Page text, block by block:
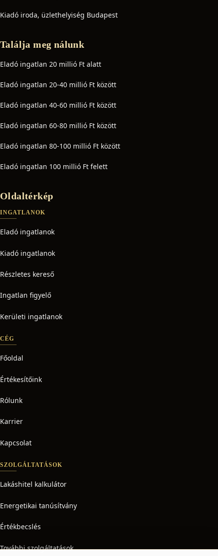
Kiadó iroda, üzlethelyiség Budapest
Találja meg nálunk
Eladó ingatlan 20 millió Ft alatt
Eladó ingatlan 20-40 millió Ft között
Eladó ingatlan 40-60 millió Ft között
Eladó ingatlan 60-80 millió Ft között
Eladó ingatlan 80-100 millió Ft között
Eladó ingatlan 100 millió Ft felett
Oldaltérkép
INGATLANOK
Eladó ingatlanok
Kiadó ingatlanok
Részletes kereső
Ingatlan figyelő
Kerületi ingatlanok
CÉG
Főoldal
Értékesítőink
Rólunk
Karrier
Kapcsolat
SZOLGÁLTATÁSOK
Lakáshitel kalkulátor
Energetikai tanúsítvány
Értékbecslés
További szolgáltatások